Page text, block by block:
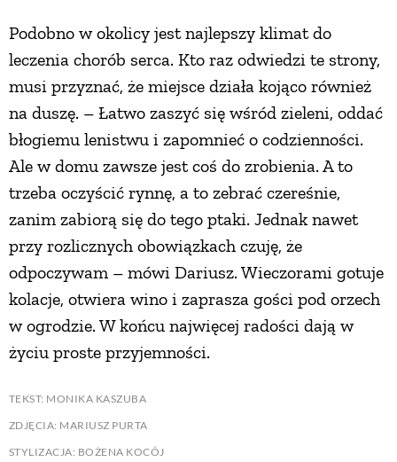
Podobno w okolicy jest najlepszy klimat do
leczenia chorób serca. Kto raz odwiedzi te strony,
musi przyznać, że miejsce działa kojąco również
na duszę. – Łatwo zaszyć się wśród zieleni, oddać
błogiemu lenistwu i zapomnieć o codzienności.
Ale w domu zawsze jest coś do zrobienia. A to
trzeba oczyścić rynnę, a to zebrać czereśnie,
zanim zabiorą się do tego ptaki. Jednak nawet
przy rozlicznych obowiązkach czuję, że
odpoczywam – mówi Dariusz. Wieczorami gotuje
kolacje, otwiera wino i zaprasza gości pod orzech
w ogrodzie. W końcu najwięcej radości dają w
życiu proste przyjemności.
TEKST: MONIKA KASZUBA
ZDJĘCIA: MARIUSZ PURTA
STYLIZACJA: BOŻENA KOCÓJ